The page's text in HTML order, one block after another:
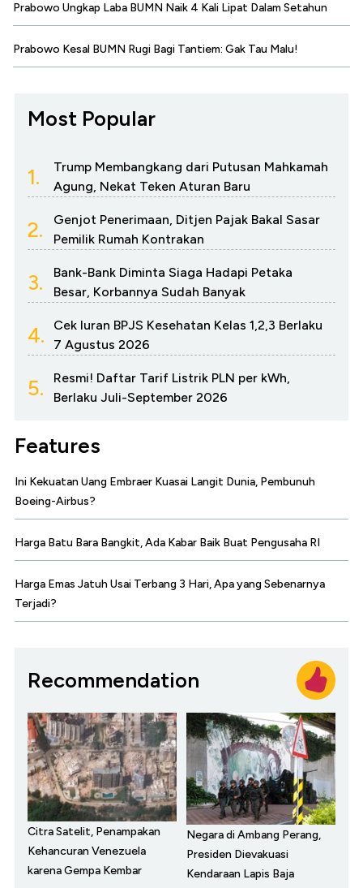
Prabowo Ungkap Laba BUMN Naik 4 Kali Lipat Dalam Setahun
Prabowo Kesal BUMN Rugi Bagi Tantiem: Gak Tau Malu!
Most Popular
1.
Trump Membangkang dari Putusan Mahkamah
Agung, Nekat Teken Aturan Baru
2.
Genjot Penerimaan, Ditjen Pajak Bakal Sasar
Pemilik Rumah Kontrakan
3.
Bank-Bank Diminta Siaga Hadapi Petaka
Besar, Korbannya Sudah Banyak
4.
Cek Iuran BPJS Kesehatan Kelas 1,2,3 Berlaku
7 Agustus 2026
5.
Resmi! Daftar Tarif Listrik PLN per kWh,
Berlaku Juli-September 2026
Features
Ini Kekuatan Uang Embraer Kuasai Langit Dunia, Pembunuh
Boeing-Airbus?
Harga Batu Bara Bangkit, Ada Kabar Baik Buat Pengusaha RI
Harga Emas Jatuh Usai Terbang 3 Hari, Apa yang Sebenarnya
Terjadi?
Recommendation
Citra Satelit, Penampakan
Kehancuran Venezuela
karena Gempa Kembar
Negara di Ambang Perang,
Presiden Dievakuasi
Kendaraan Lapis Baja